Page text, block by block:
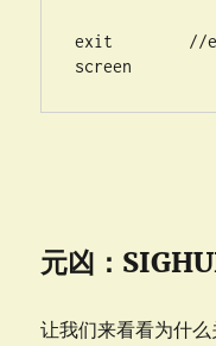
exit        //
screen
元凶：
让我们来看看为什